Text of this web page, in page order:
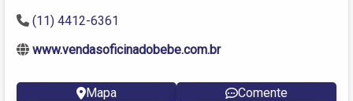
(11) 4412-6361
www.vendasoficinadobebe.com.br
Mapa Comente